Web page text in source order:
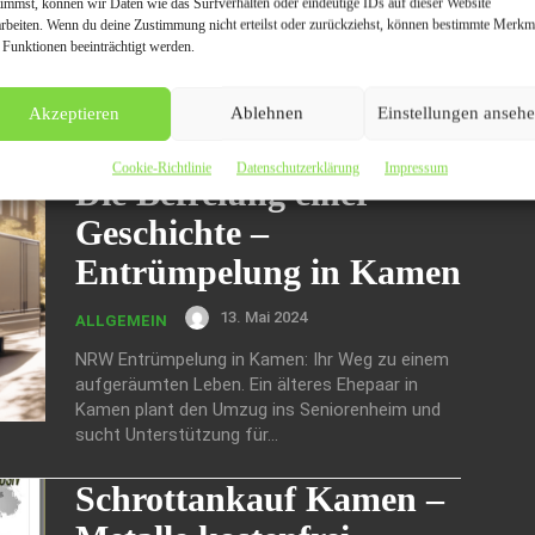
Wenn du deine Zustimmung nicht erteilst oder zurückziehst, können bestimmte
beeinträchtigt werden.
Akzeptieren Ablehnen Einstellungen
Cookie-Richtlinie Datenschutzerklärung Impressum
Schrottankauf Kamen bietet professionelle
Schrottankauf- und Schrottentsorgungsdienste
Team kaufen sie Altmetall und weitere
Die Befreiung einer
Geschichte –
Entrümpelung in Kamen
ALLGEMEIN 13. Mai 2024
NRW Entrümpelung in Kamen: Ihr Weg zu einem
aufgeräumten Leben. Ein älteres Ehepaar in
Kamen plant den Umzug ins Seniorenheim und
sucht Unterstützung für...
Schrottankauf Kamen –